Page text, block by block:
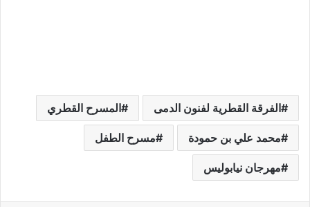
الفرقة القطرية لفنون الدمى المسرح القطري
محمد علي بن حمودة مسرح الطفل
مهرجان نيابوليس